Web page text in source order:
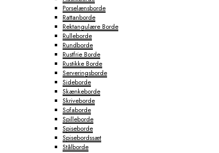
Porselænsborde
Rattanborde
Rektangulære Borde
Rulleborde
Rundborde
Rustfrie Borde
Rustikke Borde
Serveringsborde
Sideborde
Skænkeborde
Skriveborde
Sofaborde
Spilleborde
Spiseborde
Spisebordssæt
Stålborde